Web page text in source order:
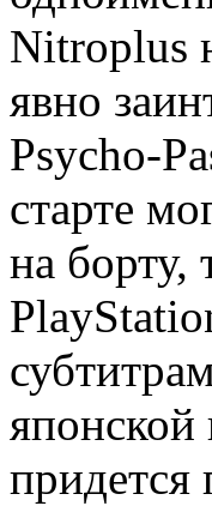
Nitroplus
явно
Psycho-
старте
на борту,
японской
придется